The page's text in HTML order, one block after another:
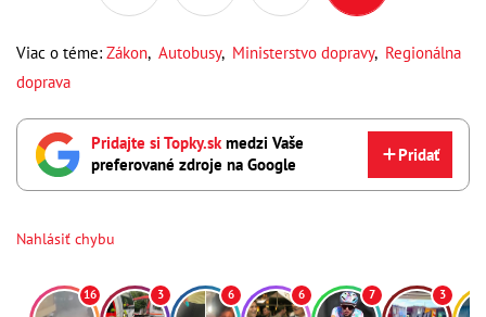
Viac o téme: Zákon, Autobusy, Ministerstvo dopravy, Regionálna
doprava
Pridajte si Topky.skmedzi Vaše
preferované zdroje na Google
Pridať
Nahlásiť chybu
16 3 6 6 7 3